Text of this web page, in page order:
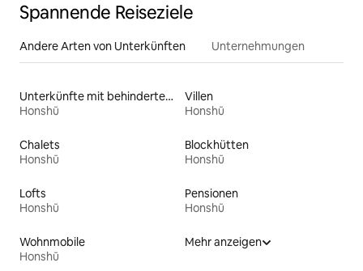
Spannende Reiseziele
Andere Arten von Unterkünften Unternehmungen
Unterkünfte mit behindertengerechtem Bett
Honshū
Villen
Honshū
Chalets
Honshū
Blockhütten
Honshū
Lofts
Honshū
Pensionen
Honshū
Wohnmobile
Honshū
Mehr anzeigen